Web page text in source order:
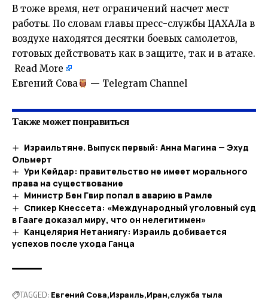
В тоже время, нет ограничений насчет мест
работы. По словам главы пресс-службы ЦАХАЛа в
воздухе находятся десятки боевых самолетов,
готовых действовать как в защите, так и в атаке.
Read More
​Евгений Сова
— Telegram Channel
Также может понравиться
Израильтяне. Выпуск первый: Анна Магина — Эхуд
Ольмерт
Ури Кейдар: правительство не имеет морального
права на существование
Министр Бен Гвир попал в аварию в Рамле
Спикер Кнессета: «Международный уголовный суд
в Гааге доказал миру, что он нелегитимен»
Канцелярия Нетаниягу: Израиль добивается
успехов после ухода Ганца
TAGGED: Евгений Сова Израиль Иран служба тыла